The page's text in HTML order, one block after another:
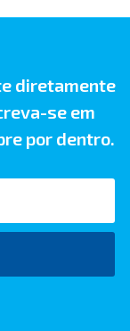
diretamente
se em
por dentro.